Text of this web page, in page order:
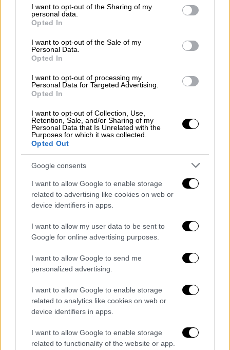
not limited to your visit or usage behaviour. You may click to
grant or deny consent to Google and its third-party tags to
use your data for below specified purposes in below Google
consent section.
I want to opt-out of the Sharing of my
personal data.
Opted In
I want to opt-out of the Sale of my
Personal Data.
Opted In
I want to opt-out of processing my
Personal Data for Targeted Advertising.
Opted In
I want to opt-out of Collection, Use,
Retention, Sale, and/or Sharing of my
Personal Data that Is Unrelated with the
Purposes for which it was collected.
Opted Out
Google consents
I want to allow Google to enable storage
related to advertising like cookies on web or
device identifiers in apps.
I want to allow my user data to be sent to
Google for online advertising purposes.
I want to allow Google to send me
personalized advertising.
I want to allow Google to enable storage
related to analytics like cookies on web or
device identifiers in apps.
I want to allow Google to enable storage
related to functionality of the website or app.
Οι «ερυθρόλευκοι» περίμεναν το φινάλε του
αγγλικού πρωταθλήματος και πήραν τα νέα
που ήθελαν. Η ομάδα του Ουνάι Έμερι
εξασφάλισε την παρουσία της στην πρώτη
τετράδα, κάτι που ενεργοποίησε το ευνοϊκό
αποφεύγουν πλέον τον 2ο προκριματικό
γύρο και θα μπουν απευθείας στον 3ο.
Αυτό σημαίνει πως ο Ολυμπιακός
εξασφάλισε ήδη ευρωπαϊκή league phase για
τη σεζόν 2026-27. Ακόμη κι αν αποκλειστεί
στα προκριματικά του Champions League, θα
συνεχίσει στο Europa League, ενώ για να
βρεθεί στα «αστέρια» χρειάζεται δύο
προκρίσεις.
Η ομάδα του Χοσέ Λουίς Μεντιλίμπαρ θα
βρίσκεται στους ισχυρούς του μονοπατιού
Μπόντο/Γκλιμτ και τον νικητή του
ζευγαριού της Φενερμπαχτσέ.
Οι πιθανοί αντίπαλοι του Ολυμπιακού στον
3ο προκριματικό γύρο είναι: